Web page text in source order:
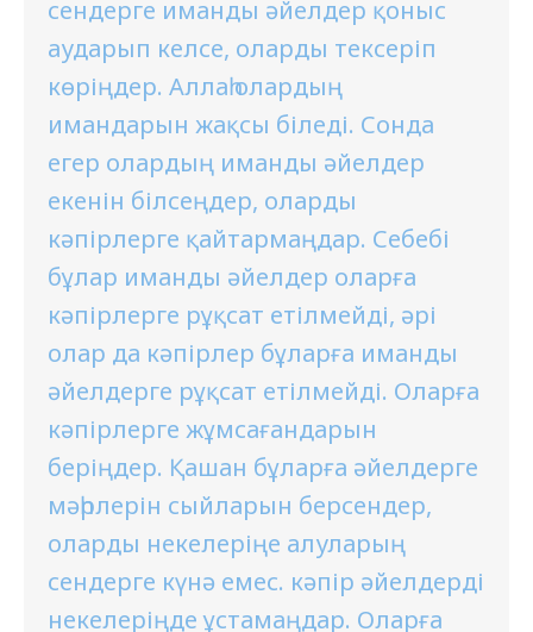
сендерге иманды әйелдер қоныс
аударып келсе, оларды тексеріп
көріңдер. Аллаһ олардың
имандарын жақсы біледі. Сонда
егер олардың иманды әйелдер
екенін білсеңдер, оларды
кәпірлерге қайтармаңдар. Себебі
бұлар иманды әйелдер оларға
кәпірлерге рұқсат етілмейді, әрі
олар да кәпірлер бұларға иманды
әйелдерге рұқсат етілмейді. Оларға
кәпірлерге жұмсағандарын
беріңдер. Қашан бұларға әйелдерге
мәһрлерін сыйларын берсендер,
оларды некелеріңе алуларың
сендерге күнә емес. кәпір әйелдерді
некелеріңде ұстамаңдар. Оларға